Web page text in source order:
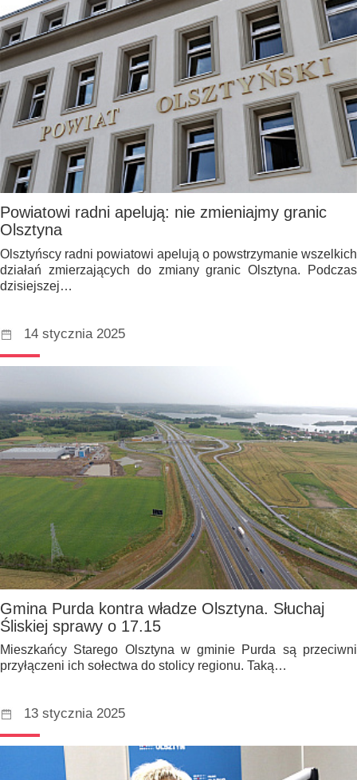
Powiatowi radni apelują: nie zmieniajmy granic
Olsztyna
Olsztyńscy radni powiatowi apelują o powstrzymanie wszelkich
działań zmierzających do zmiany granic Olsztyna. Podczas
dzisiejszej…
14 stycznia 2025
Gmina Purda kontra władze Olsztyna. Słuchaj
Śliskiej sprawy o 17.15
Mieszkańcy Starego Olsztyna w gminie Purda są przeciwni
przyłączeni ich sołectwa do stolicy regionu. Taką…
13 stycznia 2025